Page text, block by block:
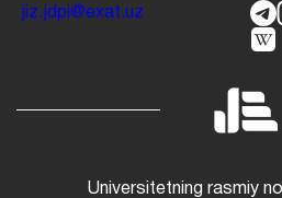
jiz.jdpi@exat.uz
Universitetning rasmiy